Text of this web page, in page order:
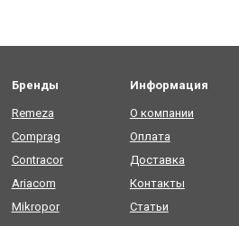
Бренды
Remeza
Comprag
Contracor
Ariacom
Mikropor
Информация
О компании
Оплата
Доставка
Контакты
Статьи